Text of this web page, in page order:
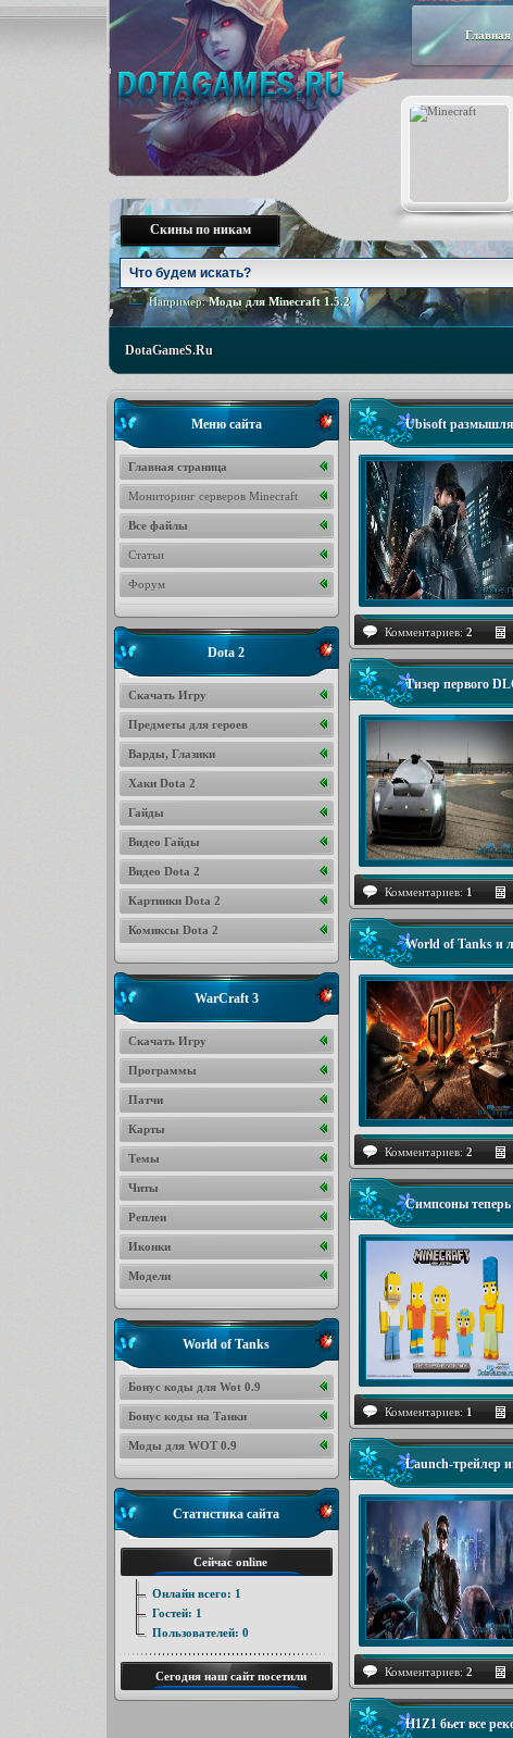
Главная
Скины по никам
Например:Моды для Minecraft 1.5.2
DotaGameS.Ru
Ubisoft
Комментариев: 2
Тизер первого
Комментариев: 1
World of Tanks и
Комментариев: 2
Симпсоны
Комментариев: 1
Launch-трейлер
Комментариев: 2
H1Z1 бьет все
Меню сайта
Главная страница
Мониторинг серверов Minecraft
Все файлы
Статьи
Форум
Dota 2
Скачать Игру
Предметы для героев
Варды, Глазики
Хаки Dota 2
Гайды
Видео Гайды
Видео Dota 2
Картинки Dota 2
Комиксы Dota 2
WarCraft 3
Скачать Игру
Программы
Патчи
Карты
Темы
Читы
Реплеи
Иконки
Модели
World of Tanks
Бонус коды для Wot 0.9
Бонус коды на Танки
Моды для WOT 0.9
Статистика сайта
Сейчас online
Онлайн всего: 1
Гостей: 1
Пользователей: 0
Сегодня наш сайт посетили